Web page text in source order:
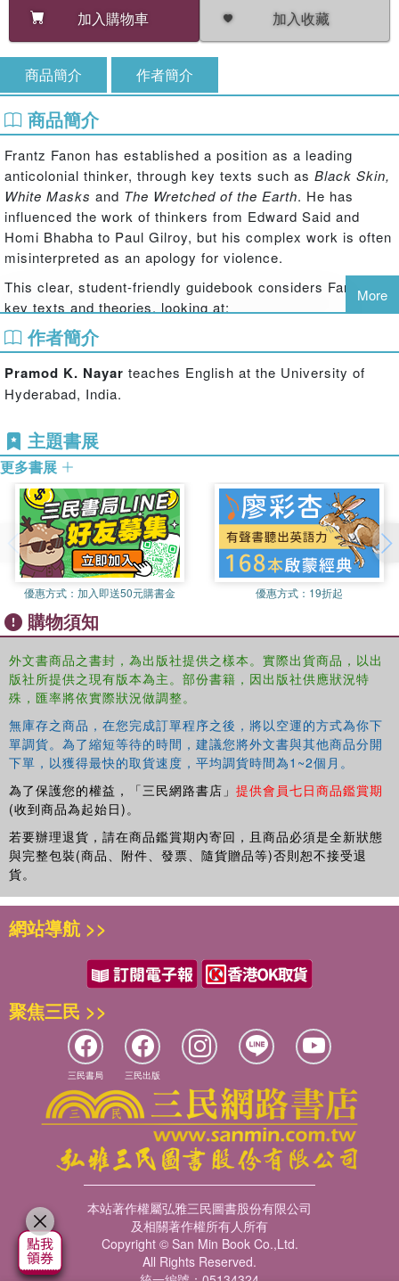
加入購物車 加入收藏
商品簡介 作者簡介
商品簡介
Frantz Fanon has established a position as a leading
anticolonial thinker, through key texts such as Black Skin,
White Masks and The Wretched of the Earth. He has
influenced the work of thinkers from Edward Said and
Homi Bhabha to Paul Gilroy, but his complex work is often
misinterpreted as an apology for violence.
This clear, student-friendly guidebook considers Fanon's
key texts and theories, looking at:
Postcolonial theory's appropriation of psychoanalysis
Anxieties around cultural nationalisms and the rise of native
consciousness
Postcoloniality's relationship with violence and separatism
New humanism and ideas of community.
Introducing the work of this controversial theorist, Pramod
K. Nayar also offers alternative readings, charting Fanon's
influence on postcolonial studies, literary criticism and
cultural studies.
More
作者簡介
Pramod K. Nayar teaches English at the University of
Hyderabad, India.
主題書展
更多書展
優惠方式： 加入即送50元購書金 優惠方式： 19折起
購物須知
外文書商品之書封，為出版社提供之樣本。實際出貨商品，以出
版社所提供之現有版本為主。部份書籍，因出版社供應狀況特
殊，匯率將依實際狀況做調整。
無庫存之商品，在您完成訂單程序之後，將以空運的方式為你下
單調貨。為了縮短等待的時間，建議您將外文書與其他商品分開
下單，以獲得最快的取貨速度，平均調貨時間為1~2個月。
為了保護您的權益，「三民網路書店」 提供會員七日商品鑑賞期
(收到商品為起始日)。
若要辦理退貨，請在商品鑑賞期內寄回，且商品必須是全新狀態
與完整包裝(商品、附件、發票、隨貨贈品等)否則恕不接受退
貨。
網站導航 >>
聚焦三民 >>
三民書局 三民出版
本站著作權屬弘雅三民圖書股份有限公司
及相關著作權所有人所有
Copyright © San Min Book Co.,Ltd.
All Rights Reserved.